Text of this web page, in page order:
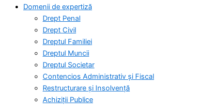
Domenii de expertiză
Drept Penal
Drept Civil
Dreptul Familiei
Dreptul Muncii
Dreptul Societar
Contencios Administrativ și Fiscal
Restructurare și Insolvență
Achiziții Publice